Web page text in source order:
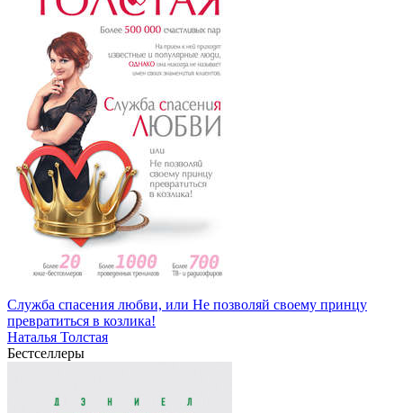
Служба спасения любви, или Не позволяй своему принцу
превратиться в козлика!
Наталья Толстая
Бестселлеры